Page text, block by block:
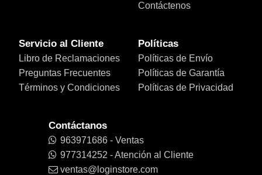
Contáctenos
Servicio al Cliente
Libro de Reclamaciones
Preguntas Frecuentes
Términos y Condiciones
Políticas
Políticas de Envío
Políticas de Garantía
Políticas de Privacidad
Contáctanos
963971686 - Ventas
977314252 - Atención al Cliente
ventas@loginstore.com